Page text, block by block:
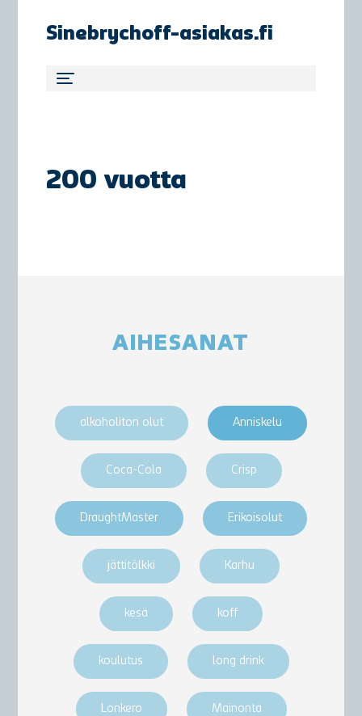
Sinebrychoff-asiakas.fi
200 vuotta
AIHESANAT
alkoholiton olut Anniskelu
Coca-Cola Crisp
DraughtMaster Erikoisolut
jättitölkki Karhu
kesä koff
koulutus long drink
Lonkero Mainonta